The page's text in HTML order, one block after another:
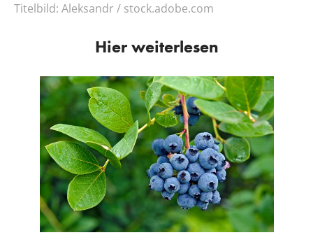
Titelbild: Aleksandr / stock.adobe.com
Hier weiterlesen